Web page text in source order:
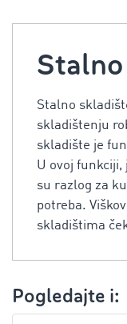
Stalno
skladištenju
skladište je
U ovoj
su razlog za
potreba.
skladištima
Pogledajte i: